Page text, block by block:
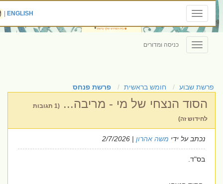
Toggle
navigation
ENGLISH
|
Toggle
navigation
כניסה ומדורים
פרשת שבוע חומש בראשית פרשת פנחס
הסוד הנצחי של מי - מריבה...
(1 תגובות
לחידוש זה)
נכתב על ידימשה אהרון| 2/7/2026
בס"ד.